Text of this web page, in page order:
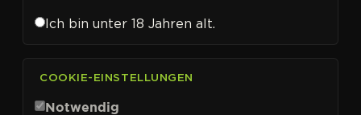
Buddha Seeds
Ich bin unter 18 Jahren alt.
COOKIE-EINSTELLUNGEN
Notwendig